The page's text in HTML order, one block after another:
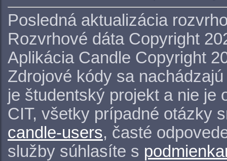
Posledná aktualizácia
Rozvrhové dáta Copyright
Aplikácia Candle Copyright
Zdrojové kódy sa
je študentský projekt a nie je
CIT, všetky prípadné otázky
candle-users, časté
služby súhlasíte s